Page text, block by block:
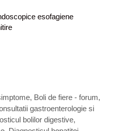
esofagiene
, Boli de fiere - forum,
gastroenterologie si
bolilor digestive,